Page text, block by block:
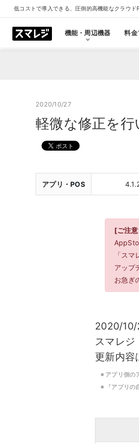
低コストで導入できる、圧倒的高機能なクラウド
機能・周辺機器
機能・周辺機器
キャッシュレス決済
券売機・食券機
モバイルオーダー
オーダー機
オーダーエントリー
テーブルオーダー
料金
料金プラン
プレミアムプラス
フードビジネス
業種別にみる
飲食店で使う
美容室・エステで
スマレジとは
クラウド型POSの特
導入事例
飲食店
ショールーム
大阪ショールーム
2020/10/27
軽微な修正を行
アプリ・POS
[ご注
「ス
アップ
お急ぎ
2020/10/
スマレジ
更新内容
※ アプリ側の
※
『アプリ